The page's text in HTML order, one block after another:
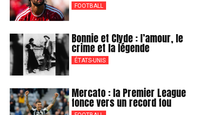
FOOTBALL
Bonnie et Clyde : l’amour, le
crime et la légende
ÉTATS-UNIS
Mercato : la Premier League
fonce vers un record fou